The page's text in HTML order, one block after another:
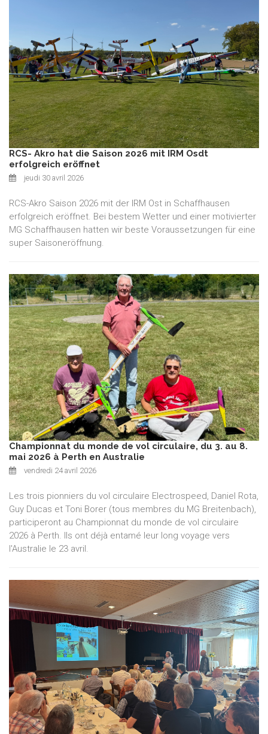
RCS- Akro hat die Saison 2026 mit IRM Osdt
erfolgreich eröffnet
jeudi 30 avril 2026
RCS-Akro Saison 2026 mit der IRM Ost in Schaffhausen
erfolgreich eröffnet. Bei bestem Wetter und einer motivierter
MG Schaffhausen hatten wir beste Voraussetzungen für eine
super Saisoneröffnung.
Championnat du monde de vol circulaire, du 3. au 8.
mai 2026 à Perth en Australie
vendredi 24 avril 2026
Les trois pionniers du vol circulaire Electrospeed, Daniel Rota,
Guy Ducas et Toni Borer (tous membres du MG Breitenbach),
participeront au Championnat du monde de vol circulaire
2026 à Perth. Ils ont déjà entamé leur long voyage vers
l'Australie le 23 avril.